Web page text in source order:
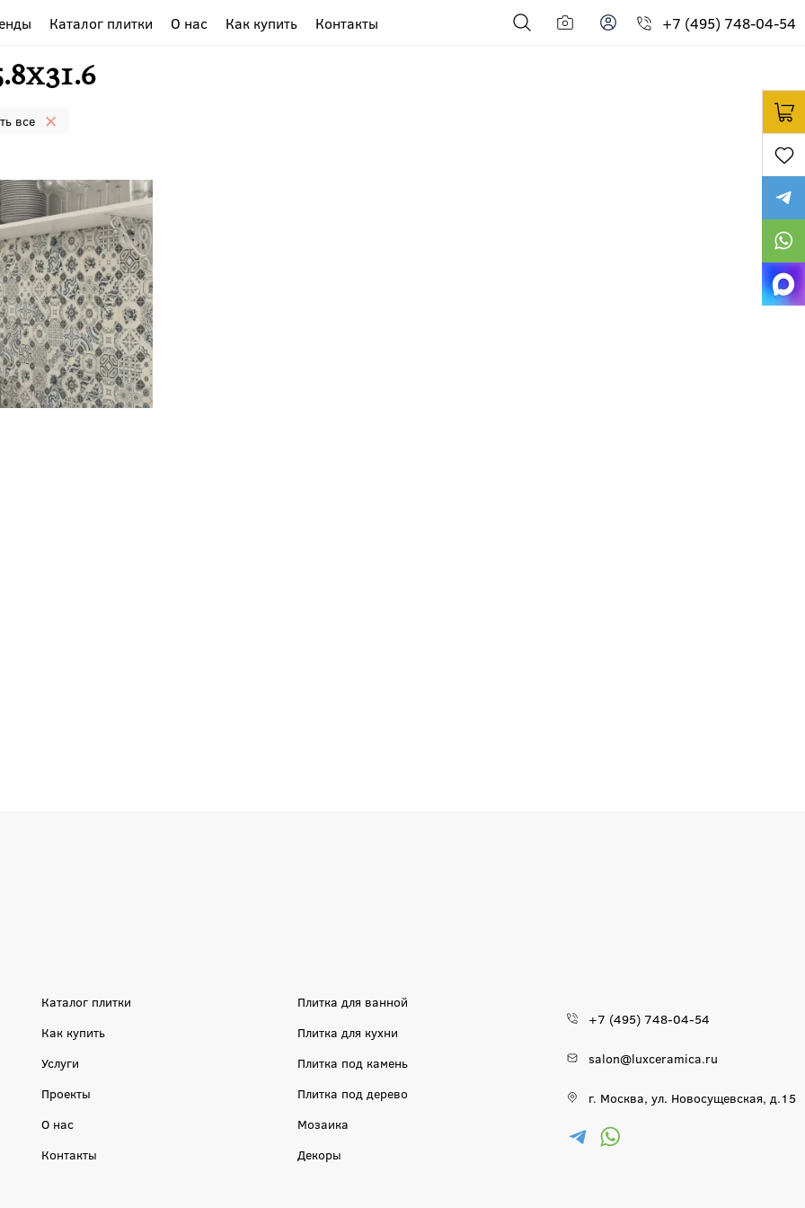
Каталог плитки О нас Как купить Контакты +7 (495) 748-04-54
Каталог плитки
Как купить
Услуги
Проекты
О нас
Контакты
Плитка для ванной
Плитка для кухни
Плитка под камень
Плитка под дерево
Мозаика
Декоры
+7 (495) 748-04-54
salon@luxceramica.ru
г. Москва, ул. Новосущевская, д.15